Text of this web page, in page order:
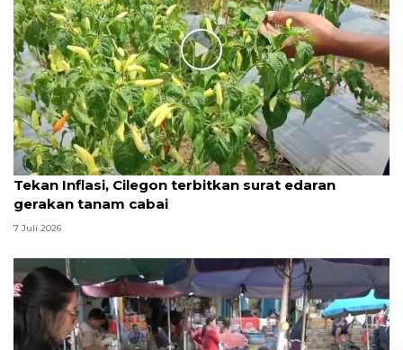
Tekan Inflasi, Cilegon terbitkan surat edaran
gerakan tanam cabai
7 Juli 2026